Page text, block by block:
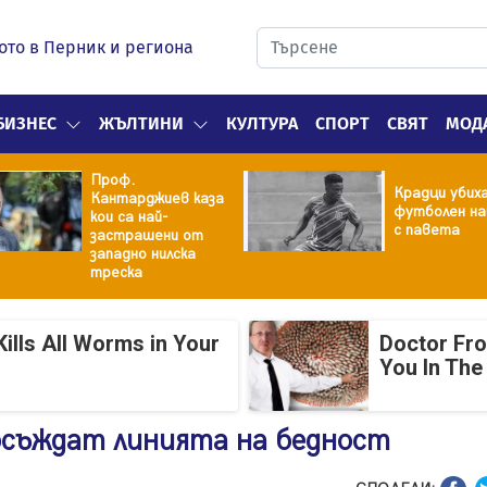
в Перник и региона
ЖЪЛТИНИ КУЛТУРА СПОРТ СВЯТ
Проф.
Кантарджиев каза
кои са най-
застрашени от
западно нилска
треска
Крадци
футболен
с павета
All Worms in Your
Doctor
You In
линията на бедност